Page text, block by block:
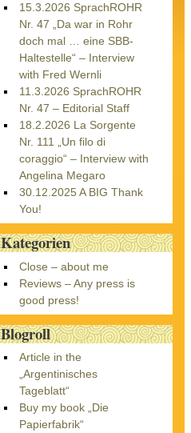
15.3.2026 SprachROHR
Nr. 47 „Da war in Rohr
doch mal … eine SBB-
Haltestelle“ – Interview
with Fred Wernli
11.3.2026 SprachROHR
Nr. 47 – Editorial Staff
18.2.2026 La Sorgente
Nr. 111 „Un filo di
coraggio“ – Interview with
Angelina Megaro
30.12.2025 A BIG Thank
You!
Kategorien
Close – about me
Reviews – Any press is
good press!
Blogroll
Article in the
„Argentinisches
Tageblatt“
Buy my book „Die
Papierfabrik“